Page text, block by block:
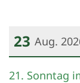
23 Aug.
Datum: 23.
21. Sonntag